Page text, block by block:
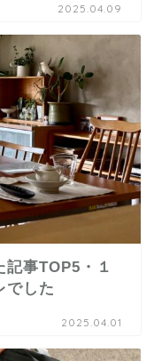
2025.04.09
記事TOP5・１
でした
2025.04.01